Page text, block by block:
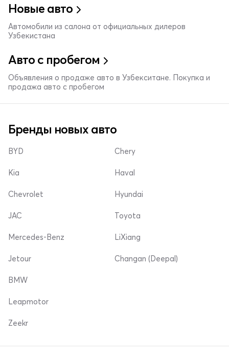
Новые авто
Автомобили из салона от официальных дилеров
Узбекистана
Авто с пробегом
Объявления о продаже авто в Узбекситане. Покупка и
продажа авто с пробегом
Бренды новых авто
BYD
Kia
Chevrolet
Chery
Haval
Hyundai
JAC
Mercedes-Benz
Jetour
Toyota
LiXiang
Changan (Deepal)
BMW
Leapmotor
Zeekr